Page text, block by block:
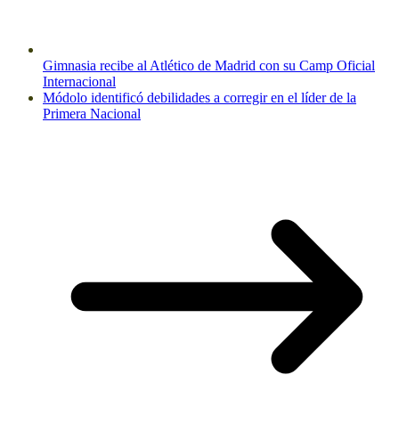
Gimnasia recibe al Atlético de Madrid con su Camp Oficial
Internacional
Módolo identificó debilidades a corregir en el líder de la
Primera Nacional